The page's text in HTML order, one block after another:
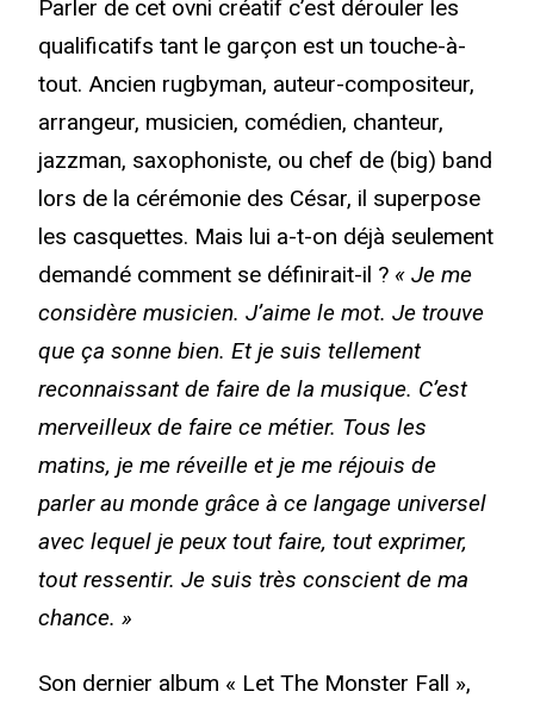
Parler de cet ovni créatif c’est dérouler les
qualificatifs tant le garçon est un touche-à-
tout. Ancien rugbyman, auteur-compositeur,
arrangeur, musicien, comédien, chanteur,
jazzman, saxophoniste, ou chef de (big) band
lors de la cérémonie des César, il superpose
les casquettes. Mais lui a-t-on déjà seulement
demandé comment se définirait-il ? « Je me
considère musicien. J’aime le mot. Je trouve
que ça sonne bien. Et je suis tellement
reconnaissant de faire de la musique. C’est
merveilleux de faire ce métier. Tous les
matins, je me réveille et je me réjouis de
parler au monde grâce à ce langage universel
avec lequel je peux tout faire, tout exprimer,
tout ressentir. Je suis très conscient de ma
chance. »
Son dernier album « Let The Monster Fall »,